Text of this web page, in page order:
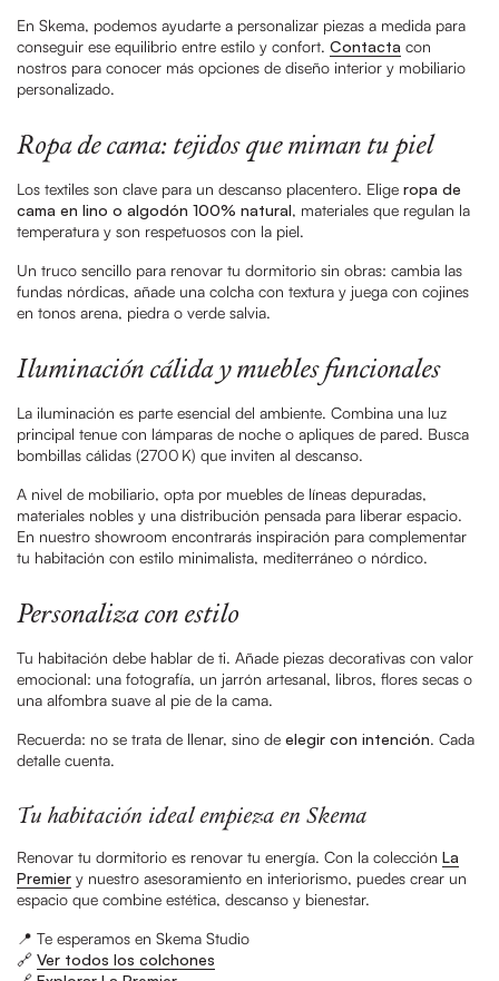
En Skema, podemos ayudarte a personalizar piezas a medida para
conseguir ese equilibrio entre estilo y confort. Contacta con
nostros para conocer más opciones de diseño interior y mobiliario
personalizado.
Ropa de cama: tejidos que miman tu piel
Los textiles son clave para un descanso placentero. Elige ropa de
cama en lino o algodón 100% natural, materiales que regulan la
temperatura y son respetuosos con la piel.
Un truco sencillo para renovar tu dormitorio sin obras: cambia las
fundas nórdicas, añade una colcha con textura y juega con cojines
en tonos arena, piedra o verde salvia.
Iluminación cálida y muebles funcionales
La iluminación es parte esencial del ambiente. Combina una luz
principal tenue con lámparas de noche o apliques de pared. Busca
bombillas cálidas (2700 K) que inviten al descanso.
A nivel de mobiliario, opta por muebles de líneas depuradas,
materiales nobles y una distribución pensada para liberar espacio.
En nuestro showroom encontrarás inspiración para complementar
tu habitación con estilo minimalista, mediterráneo o nórdico.
Personaliza con estilo
Tu habitación debe hablar de ti. Añade piezas decorativas con valor
emocional: una fotografía, un jarrón artesanal, libros, flores secas o
una alfombra suave al pie de la cama.
Recuerda: no se trata de llenar, sino de elegir con intención. Cada
detalle cuenta.
Tu habitación ideal empieza en Skema
Renovar tu dormitorio es renovar tu energía. Con la colección La
Premier y nuestro asesoramiento en interiorismo, puedes crear un
espacio que combine estética, descanso y bienestar.
📍 Te esperamos en Skema Studio
🔗 Ver todos los colchones